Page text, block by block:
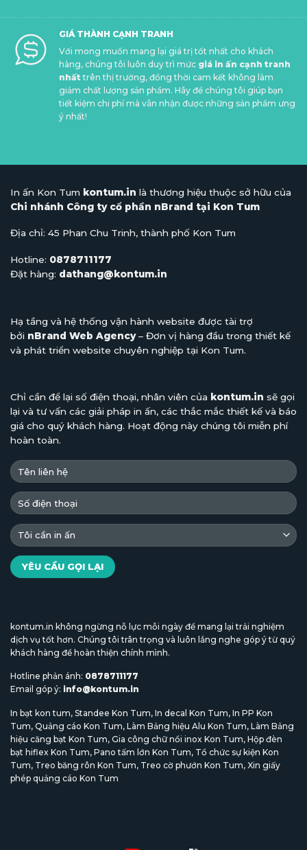
GIÁ THÀNH CẠNH TRANH
Với mong muốn mang lại giá trị tốt nhất cho khách
hàng, chúng tôi luôn duy trì mức giá in ấn cạnh tranh
nhấttrên thị trường, đồng thời cam kết không làm
giảm chất lượng sản phẩm. Hãy để chúng tôi giúp bạn
tiết kiệm chi phí mà vẫn nhận được những sản phẩm ưng
ý nhất!
In ấn Kon Tum kontum.in là thương hiệu thuộc sở hữu của
Chi nhánh Công ty cổ phần nBrand tại Kon Tum
Địa chỉ: 45 Phan Chu Trinh, thành phố Kon Tum
Hotline: 0878711177
Đặt hàng: dathang@kontum.in
Hạ tầng và hệ thống vận hành website được tài trợ
bởi nBrand Web Agency– Đơn vị hàng đầu trong thiết kế
và phát triển website chuyên nghiệp tại Kon Tum.
Chỉ cần để lại số điện thoại, nhân viên của kontum.in sẽ gọi
lại và tư vấn các giải pháp in ấn, các thắc mắc thiết kế và báo
giá cho quý khách hàng. Hoạt động này chúng tôi miễn phí
hoàn toàn.
kontum.in không ngừng nỗ lực mỗi ngày để mang lại trải nghiệm
dịch vụ tốt hơn. Chúng tôi trân trọng và luôn lắng nghe góp ý từ quý
khách hàng để hoàn thiện chính mình.
Hotline phản ánh: 0878711177
Email góp ý: info@kontum.in
In bạt kon tum, Standee Kon Tum, In decal Kon Tum, In PP Kon
Tum, Quảng cáo Kon Tum, Làm Bảng hiệu Alu Kon Tum, Làm Bảng
hiệu căng bạt Kon Tum, Gia công chữ nổi inox Kon Tum, Hộp đèn
bạt hiflex Kon Tum, Pano tấm lớn Kon Tum, Tổ chức sự kiện Kon
Tum, Treo băng rôn Kon Tum, Treo cờ phướn Kon Tum, Xin giấy
phép quảng cáo Kon Tum